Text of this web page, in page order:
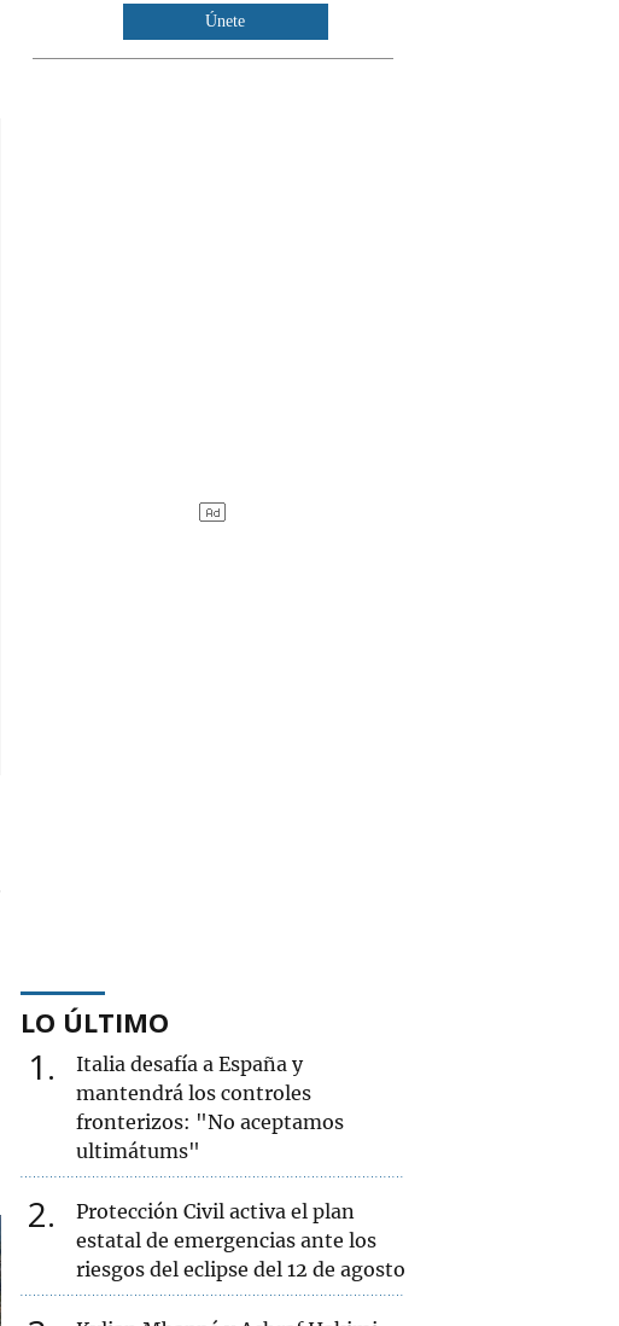
Únete
LO ÚLTIMO
1
Italia desafía a España y
mantendrá los controles
fronterizos: "No aceptamos
ultimátums"
2
Protección Civil activa el plan
estatal de emergencias ante los
riesgos del eclipse del 12 de agosto